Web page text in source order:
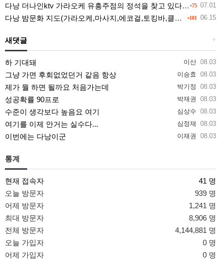
+75 07.01
다낭 더나인ktv 가라오케 유흥주점의 정석을 찾고 있다면 여기
+101 06.15
다낭 밤문화 지도(가라오케,마사지,에코걸,토킹바,클럽) 유흥별 가격 및 후기공유
+
새댓글
이산 08.03
하 기대돼
이승효 08.03
그냥 가면 후회없었던거 같음 항상
박기정 08.03
제가 뭘 하면 될까요 처음가는데
박재권 08.03
성공확률 90프로
심상수 08.03
수준이 생각보다 높음요 여기
심정재 08.03
여기를 이제 안거는 실수다...
이재권 08.03
이번에는 다낭이군
통계
현재 접속자
41 명
오늘 방문자
939 명
어제 방문자
1,241 명
최대 방문자
8,906 명
전체 방문자
4,144,881 명
오늘 가입자
0 명
어제 가입자
0 명